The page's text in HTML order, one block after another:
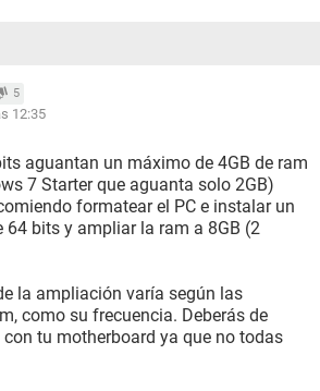
5
12:35
aguantan un máximo de 4GB de ram
7 Starter que aguanta solo 2GB)
formatear el PC e instalar un
64 bits y ampliar la ram a 8GB (2
la ampliación varía según las
como su frecuencia. Deberás de
tu motherboard ya que no todas